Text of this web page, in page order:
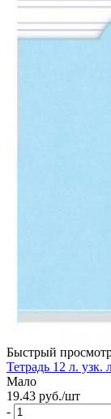
Быстрый
Тетрадь 12 л.
Мало
19.43 руб./шт
-